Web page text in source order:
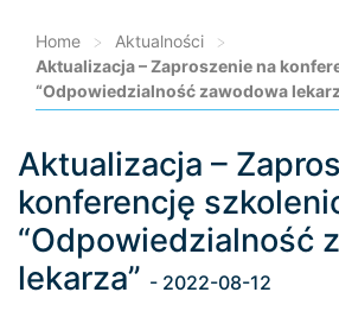
Home > Aktualności
>
Aktualizacja – Zaproszenie na
“Odpowiedzialność zawodowa
Loading...
Aktualizacja –
konferencję
“Odpowiedzialność
lekarza” - 2022-08-12